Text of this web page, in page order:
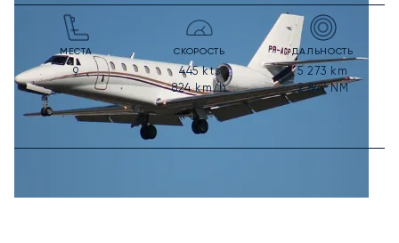
МЕСТА
9
СКОРОСТЬ
445kts
824km/h
ДАЛЬНОСТЬ
5 273 km
2 847NM